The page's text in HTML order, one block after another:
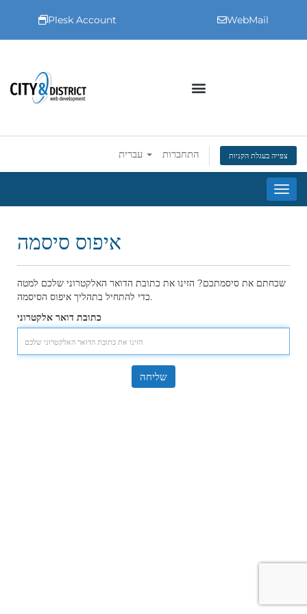
Plesk Account WebMail
התחברות צפייה בעגלת הקניות
ניווט
איפוס סיסמה
שכחתם את סיסמתכם? הזינו את כתובת הדואר האלקטרוני שלכם למטה
כדי להתחיל בתהליך איפוס הסיסמה.
כתובת דואר אלקטרוני
שליחה